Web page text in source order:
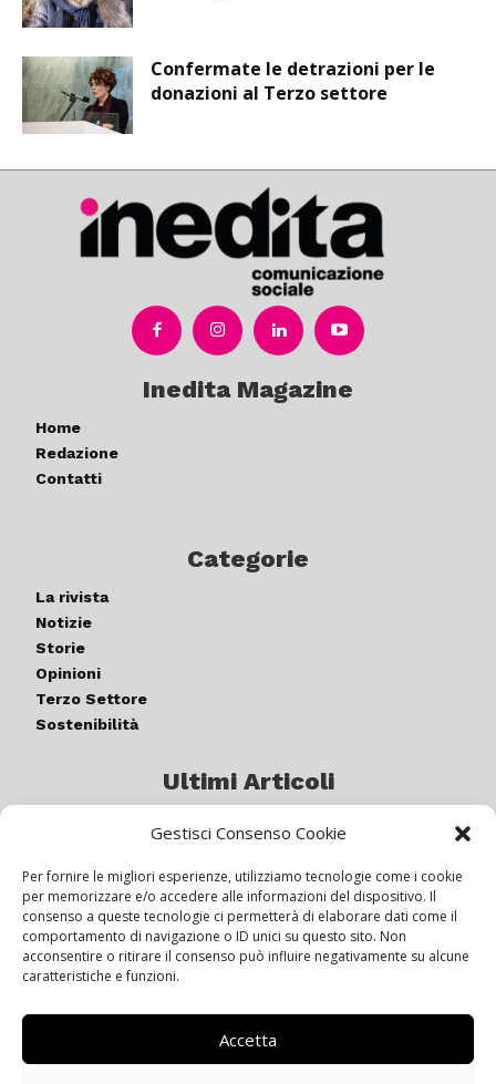
Gestisci Consenso Cookie
Per fornire le migliori esperienze, utilizziamo tecnologie come i cookie
per memorizzare e/o accedere alle informazioni del dispositivo. Il
consenso a queste tecnologie ci permetterà di elaborare dati come il
comportamento di navigazione o ID unici su questo sito. Non
acconsentire o ritirare il consenso può influire negativamente su alcune
caratteristiche e funzioni.
Accetta
Confermate le detrazioni per le
donazioni al Terzo settore
Inedita Magazine
Home
Redazione
Contatti
Categorie
La rivista
Notizie
Storie
Opinioni
Terzo Settore
Sostenibilità
Ultimi Articoli
Germogli di luce: al via la quinta
IL BEER GARDEN CON IL GIALLONE
Siamo pronti a navigare “contro